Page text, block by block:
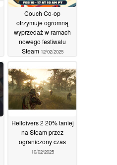
Couch Co-op
otrzymuje ogromną
wyprzedaż w ramach
nowego festiwalu
Steam 12/02/2025
Helldivers 2 20% taniej
na Steam przez
ograniczony czas
10/02/2025